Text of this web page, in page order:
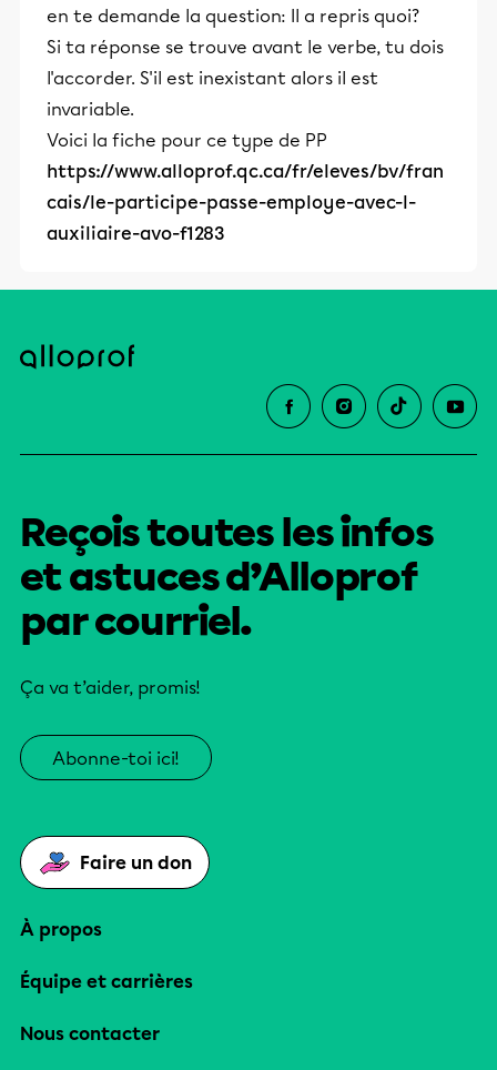
en te demande la question: Il a repris quoi?
Si ta réponse se trouve avant le verbe, tu dois
l'accorder. S'il est inexistant alors il est
invariable.
Voici la fiche pour ce type de PP
https://www.alloprof.qc.ca/fr/eleves/bv/fran
cais/le-participe-passe-employe-avec-l-
auxiliaire-avo-f1283
Reçois toutes les infos
et astuces d’Alloprof
par courriel.
Ça va t’aider, promis!
Abonne-toi ici!
Faire un don
À propos
Équipe et carrières
Nous contacter